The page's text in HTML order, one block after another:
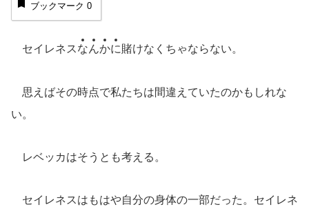
ブックマーク 0
セイレネスなんかに賭けなくちゃならない。
思えばその時点で私たちは間違えていたのかもしれな
い。
レベッカはそうとも考える。
セイレネスはもはや自分の身体の一部だった。セイレネ